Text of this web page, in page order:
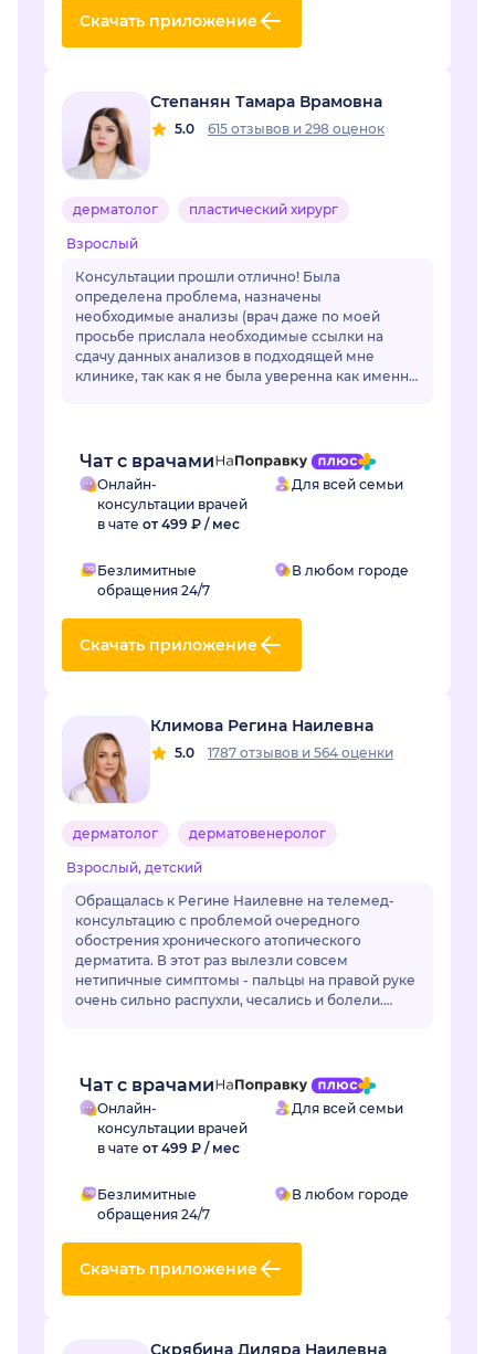
Скачать приложение
Степанян Тамара Врамовна
5.0 615 отзывов и 298 оценок
дерматолог пластический хирург
Взрослый
Консультации прошли отлично! Была
определена проблема, назначены
необходимые анализы (врач даже по моей
просьбе прислала необходимые ссылки на
сдачу данных анализов в подходящей мне
клинике, так как я не была уверенна как именно
Чат с врачами
Онлайн-
консультации врачей
в чате от 499 ₽ / мес
Для всей семьи
Безлимитные
обращения 24/7
В любом городе
Скачать приложение
Климова Регина Наилевна
5.0 1787 отзывов и 564 оценки
дерматолог дерматовенеролог
Взрослый, детский
Обращалась к Регине Наилевне на телемед-
консультацию с проблемой очередного
обострения хронического атопического
дерматита. В этот раз вылезли совсем
нетипичные симптомы - пальцы на правой руке
очень сильно распухли, чесались и болели.
Чат с врачами
Онлайн-
консультации врачей
в чате от 499 ₽ / мес
Для всей семьи
Безлимитные
обращения 24/7
В любом городе
Скачать приложение